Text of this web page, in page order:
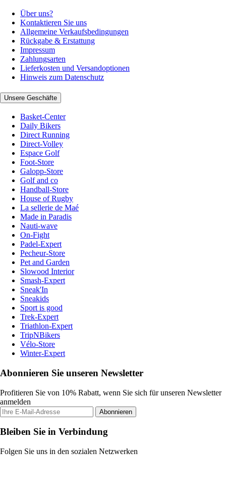
Über uns?
Kontaktieren Sie uns
Allgemeine Verkaufsbedingungen
Rückgabe & Erstattung
Impressum
Zahlungsarten
Lieferkosten und Versandoptionen
Hinweis zum Datenschutz
Unsere Geschäfte
Basket-Center
Daily Bikers
Direct Running
Direct-Volley
Espace Golf
Foot-Store
Galopp-Store
Golf and co
Handball-Store
House of Rugby
La sellerie de Maé
Made in Paradis
Nauti-wave
On-Fight
Padel-Expert
Pecheur-Store
Pet and Garden
Slowood Interior
Smash-Expert
Sneak'In
Sneakids
Sport is good
Trek-Expert
Triathlon-Expert
TripNBikers
Vélo-Store
Winter-Expert
Abonnieren Sie unseren Newsletter
Profitieren Sie von 10% Rabatt, wenn Sie sich für unseren Newsletter
anmelden
Abonnieren
Bleiben Sie in Verbindung
Folgen Sie uns in den sozialen Netzwerken